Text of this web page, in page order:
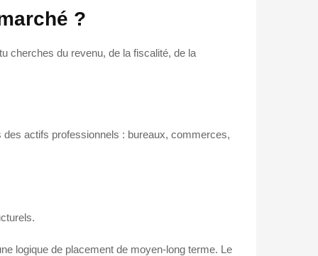
?
cherches du revenu, de la fiscalité, de la
actifs professionnels : bureaux, commerces,
logique de placement de moyen-long terme. Le